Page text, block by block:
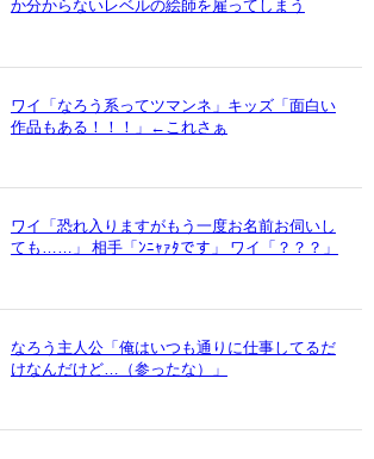
か分からないレベルの絵師を雇ってしまう
ワイ「なろう系ってツマンネ」キッズ「面白い
作品もある！！！」←これさぁ
ワイ「恐れ入りますがもう一度お名前お伺いし
ても……」 相手「ﾝﾆｬｧﾀです」 ワイ「？？？」
なろう主人公「俺はいつも通りに仕事してるだ
けなんだけど…（参ったな）」